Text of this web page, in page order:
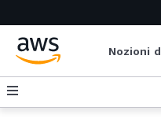
Nozioni